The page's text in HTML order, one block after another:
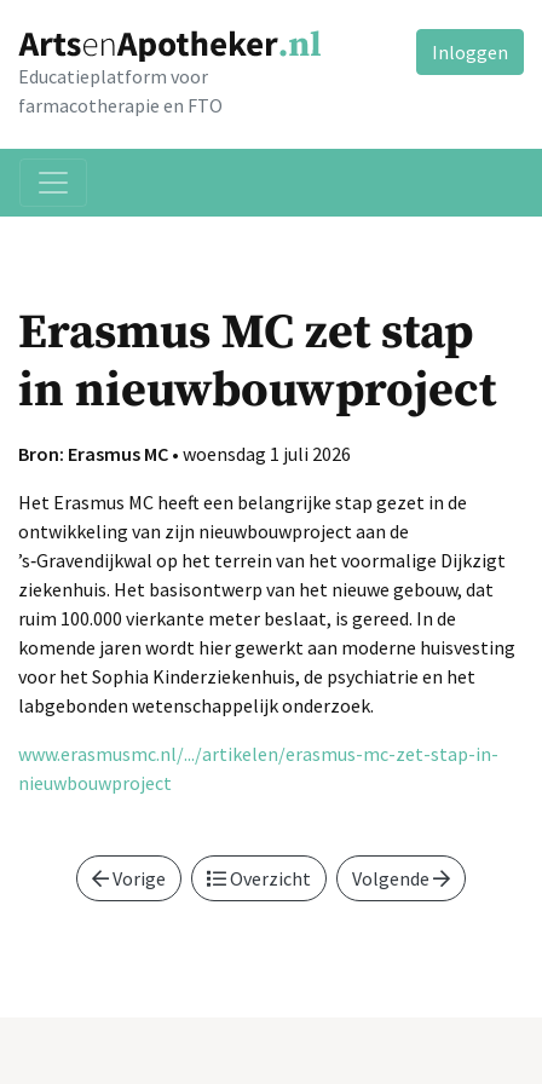
Educatieplatform voor
farmacotherapie en FTO
Inloggen
Erasmus MC zet stap
in nieuwbouwproject
Bron: Erasmus MC • woensdag 1 juli 2026
Het Erasmus MC heeft een belangrijke stap gezet in de
ontwikkeling van zijn nieuwbouwproject aan de
’s‑Gravendijkwal op het terrein van het voormalige Dijkzigt
ziekenhuis. Het basisontwerp van het nieuwe gebouw, dat
ruim 100.000 vierkante meter beslaat, is gereed. In de
komende jaren wordt hier gewerkt aan moderne huisvesting
voor het Sophia Kinderziekenhuis, de psychiatrie en het
labgebonden wetenschappelijk onderzoek.
www.erasmusmc.nl/.../artikelen/erasmus-mc-zet-stap-in-
nieuwbouwproject
Vorige Overzicht Volgende